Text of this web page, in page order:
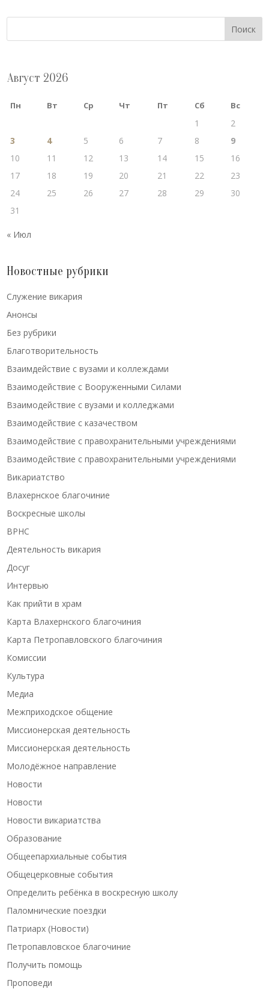
Поиск
Август 2026
Пн Вт Ср Чт Пт Сб Вс
1
2
3
4 5 6 7 8
9
10
11 12 13 14 15
16
17
18 19 20 21 22
23
24
25 26 27 28 29
30
31
« Июл
Новостные рубрики
Cлужение викария
Анонсы
Без рубрики
Благотворительность
Взаимдействие с вузами и коллеждами
Взаимодействие с Вооруженными Силами
Взаимодействие с вузами и колледжами
Взаимодействие с казачеством
Взаимодействие с правохранительными учреждениями
Взаимодействие с правохранительными учреждениями
Викариатство
Влахернское благочиние
Воскресные школы
ВРНС
Деятельность викария
Досуг
Интервью
Как прийти в храм
Карта Влахернского благочиния
Карта Петропавловского благочиния
Комиссии
Культура
Медиа
Межприходское общение
Миссионерская деятельность
Миссионерская деятельность
Молодёжное направление
Новости
Новости
Новости викариатства
Образование
Общеепархиальные события
Общецерковные события
Определить ребёнка в воскресную школу
Паломнические поездки
Патриарх (Новости)
Петропавловское благочиние
Получить помощь
Проповеди